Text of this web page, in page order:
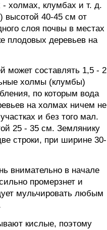
- холмах, клумбах и т. д.
высотой 40-45 см от
слоя почвы в местах
плодовых деревьев на
может составлять 1,5 - 2
холмы (клумбы)
по которым вода
на холмах ничем не
и без того мал.
25 - 35 см. Землянику
строки, при ширине 30-
внимательно в начале
промерзнет и
мульчировать любым
кислые, поэтому